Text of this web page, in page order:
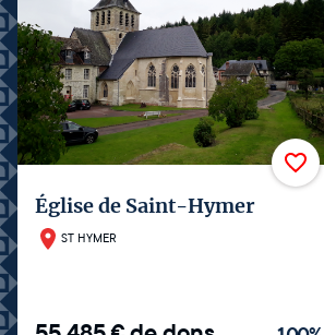
Église de Saint-Hymer
ST HYMER